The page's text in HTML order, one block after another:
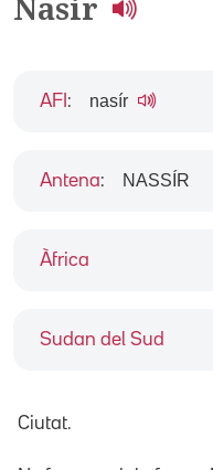
Àfrica
Sudan del Sud
AFI : nasír
Antena: NASSÍR
Ciutat.